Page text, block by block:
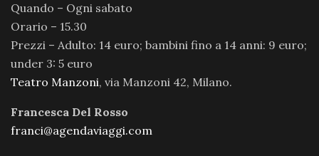
Quando – Ogni sabato
Orario – 15.30
Prezzi – Adulto: 14 euro; bambini fino a 14 anni: 9 euro;
under 3: 5 euro
Teatro Manzoni, via Manzoni 42, Milano.
Francesca Del Rosso
franci@agendaviaggi.com